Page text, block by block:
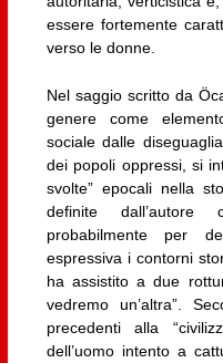
essere fortemente
verso le donne.
Nel saggio scritto da
genere come
sociale dalle
dei popoli oppressi, si
svolte” epocali nella
definite dall’autore
probabilmente per
espressiva i contorni
ha assistito a due
vedremo un’altra”.
precedenti alla
dell’uomo intento a